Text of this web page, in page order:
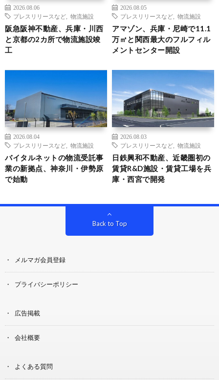
2026.08.06
プレスリリースなど
物流施設
阪急阪神不動産、兵庫・川西
と京都の2カ所で物流施設竣
工
2026.08.05
プレスリリースなど
物流施設
アマゾン、兵庫・尼崎で11.1
万㎡と関西最大のフルフィル
メントセンター開設
2026.08.04
プレスリリースなど
物流施設
バイタルネットの物流受託事
業の新拠点、神奈川・伊勢原
で始動
2026.08.03
プレスリリースなど
物流施設
日鉄興和不動産、近畿圏初の
賃貸R&D施設・賃貸工場を兵
庫・西宮で開発
Back to Top
メルマガ会員登録
プライバシーポリシー
広告掲載
会社概要
よくある質問